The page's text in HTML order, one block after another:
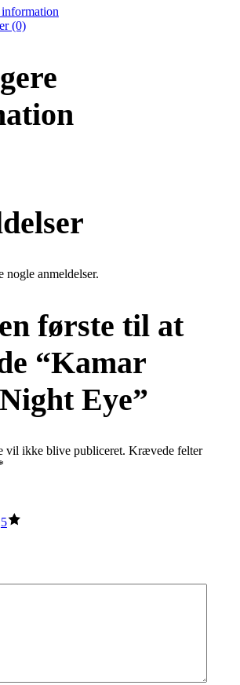
(0)
nogle anmeldelser.
første til at
“Kamar
Eye”
vil ikke blive publiceret. Krævede felter
5